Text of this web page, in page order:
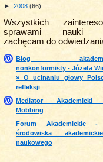
► 2008 (66)
Wszystkich
sprawami nauki
zachęcam do
Blog
nonkonformisty - Józefa
» O ucinaniu głowy
refleksji
Mediator Akademicki
Mobbing
Forum Akademickie -
środowiska
naukowego